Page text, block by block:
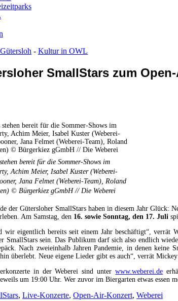
- Kultur in OWL
SmallStars zum
bereit für die Sommer-Shows im
Achim Meier, Isabel Kuster (Weberei-
Jana Felmet (Weberei-Team), Roland
© Bürgerkiez gGmbH // Die Weberei
der Gütersloher SmallStars haben in diesem Jahr Glück:
Am Samstag, den 16. sowie Sonntag, den 17. Juli
wir eigentlich bereits seit einem Jahr beschäftigt“, verrät
SmallStars sein. Das Publikum darf sich also endlich
Nach zweieinhalb Jahren Pandemie, in denen
überlebt. Neue eigene Lieder gibt es auch“, verrät
in der Weberei sind unterwww.weberei.de
um 19:00 Uhr. Wer zuvor im Biergarten etwas essen
, Live-Konzerte, Open-Air-Konzert, Weberei